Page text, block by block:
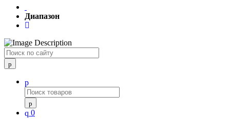
Диапазон
Поиск
0